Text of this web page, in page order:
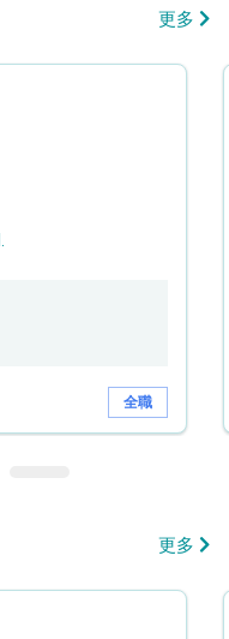
更多
全職
更多